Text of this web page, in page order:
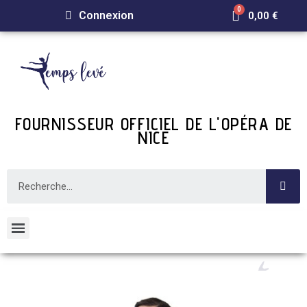
Connexion 0,00 €
FOURNISSEUR OFFICIEL DE L'OPÉRA DE
NICE